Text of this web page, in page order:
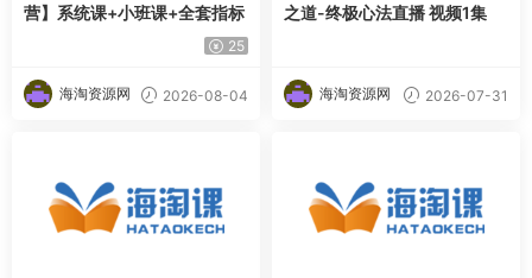
营】系统课+小班课+全套指标
25
海淘资源网 2026-08-04
之道-终极心法直播 视频1集
海淘资源网 2026-07-31